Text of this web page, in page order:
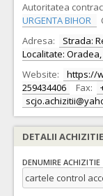
Autoritatea
URGENTA BIHOR
Adresa:
Strada:
Localitate:
Website:
https://
259434406
Fax:
DETALII ACHIZITIE
DENUMIRE ACHIZITIE
cartele control